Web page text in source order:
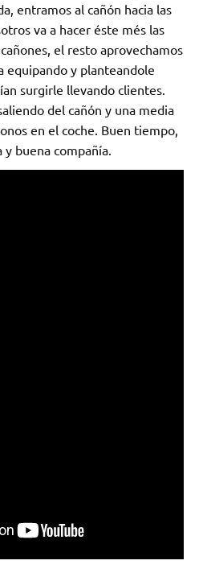
entramos al cañón hacia las
va a hacer éste més las
el resto aprovechamos
equipando y planteandole
surgirle llevando clientes.
del cañón y una media
en el coche. Buen tiempo,
y buena compañía.